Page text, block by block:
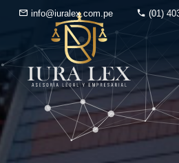
info@iuralex.com.pe (01)